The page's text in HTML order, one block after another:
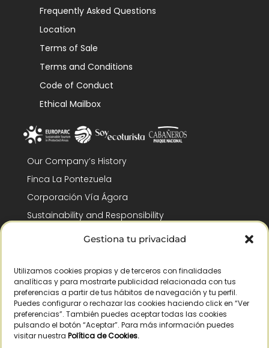
Gestiona tu privacidad
Utilizamos cookies propias y de terceros con finalidades
analíticas y para mostrarte publicidad relacionada con tus
preferencias a partir de tus hábitos de navegación y tu perfil.
Puedes configurar o rechazar las cookies haciendo click en “Ver
preferencias”. También puedes aceptar todas las cookies
pulsando el botón “Aceptar”. Para más información puedes
visitar nuestra Política de Cookies.
Frequently Asked Questions
Location
Terms of Sale
Terms and Conditions
Code of Conduct
Ethical Mailbox
Our Company’s History
Finca La Pontezuela
Corporación Vía Ágora
Sustainability and Responsibility
CSR and Fundación Gómez-Pintado
Recognitions